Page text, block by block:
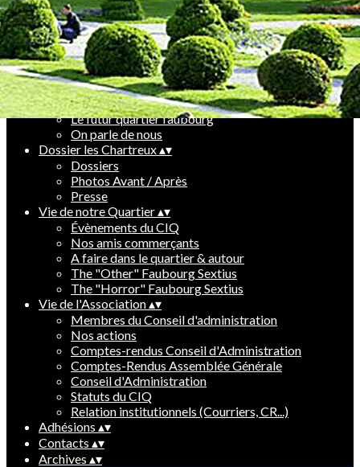
Accueil▴▾
Sondages▴▾
Infos très pratiques▴▾
Le vivre ensemble dans le quartier
Agenda
Liens utiles
Requalification du quartier faubourg▴▾
Le futur quartier faubourg
On parle de nous
Dossier les Chartreux▴▾
Dossiers
Photos Avant / Après
Presse
Vie de notre Quartier▴▾
Évènements du CIQ
Nos amis commerçants
A faire dans le quartier & autour
The "Other" Faubourg Sextius
The "Horror" Faubourg Sextius
Vie de l'Association▴▾
Membres du Conseil d'administration
Nos actions
Comptes-rendus Conseil d'Administration
Comptes-Rendus Assemblée Générale
Conseil d'Administration
Statuts du CIQ
Relation institutionnels (Courriers, CR...)
Adhésions ▴▾
Contacts ▴▾
Archives ▴▾